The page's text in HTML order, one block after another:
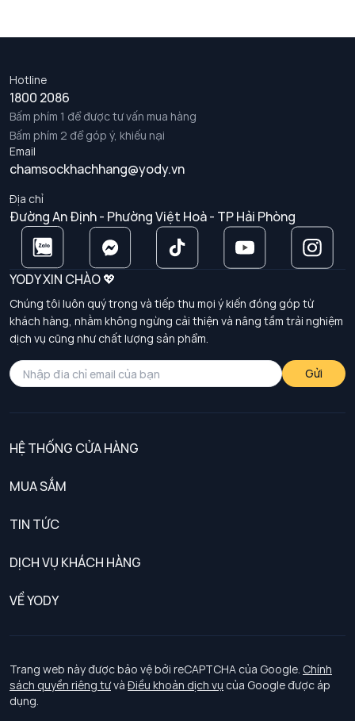
Hotline
1800 2086
Bấm phím 1 để được tư vấn mua hàng
Bấm phím 2 để góp ý, khiếu nại
Email
chamsockhachhang@yody.vn
Địa chỉ
Đường An Định - Phường Việt Hoà - TP Hải Phòng
YODY XIN CHÀO 💖
Chúng tôi luôn quý trọng và tiếp thu mọi ý kiến đóng góp từ
khách hàng, nhằm không ngừng cải thiện và nâng tầm trải nghiệm
dịch vụ cũng như chất lượng sản phẩm.
Gửi
HỆ THỐNG CỬA HÀNG
MUA SẮM
TIN TỨC
DỊCH VỤ KHÁCH HÀNG
Chính sách khách hàng thân thiết
Chính sách bảo vệ dữ liệu cá nhân
Chính sách thanh toán, giao nhận
VỀ YODY
Tuyển dụng
Trang web này được bảo vệ bởi reCAPTCHA của Google. Chính
sách quyền riêng tưvà Điều khoản dịch vụ của Google được áp
dụng.